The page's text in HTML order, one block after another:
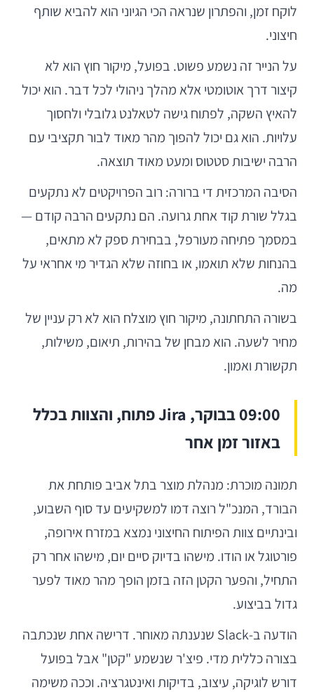
לוקח זמן, והפתרון שנראה הכי הגיוני הוא להביא שותף
חיצוני.
על הנייר זה נשמע פשוט. בפועל, מיקור חוץ הוא לא
קיצור דרך אוטומטי אלא מהלך ניהולי לכל דבר. הוא יכול
להאיץ השקה, לפתוח גישה לטאלנט גלובלי ולחסוך
עלויות. הוא גם יכול להפוך מהר מאוד לבור תקציבי עם
הרבה ישיבות סטטוס ומעט מאוד תוצאה.
הסיבה המרכזית די ברורה: רוב הפרויקטים לא נתקעים
בגלל שורת קוד אחת גרועה. הם נתקעים הרבה קודם —
במסמך פתיחה מעורפל, בבחירת ספק לא מתאים,
בהנחות שלא תואמו, או בחוזה שלא הגדיר מי אחראי על
מה.
בשורה התחתונה, מיקור חוץ מוצלח הוא לא רק עניין של
מחיר לשעה. הוא מבחן של בהירות, תיאום, משילות,
תקשורת ואמון.
09:00 בבוקר, Jira פתוח, והצוות בכלל
באזור זמן אחר
תמונה מוכרת: מנהלת מוצר בתל אביב פותחת את
הבורד, המנכ"ל רוצה דמו למשקיעים עד סוף השבוע,
ובינתיים צוות הפיתוח החיצוני נמצא במזרח אירופה,
פורטוגל או הודו. מישהו בדיוק סיים יום, מישהו אחר רק
התחיל, והפער הקטן הזה בזמן הופך מהר מאוד לפער
גדול בביצוע.
הודעה ב-Slack שנענתה מאוחר. דרישה אחת שנכתבה
בצורה כללית מדי. פיצ'ר שנשמע "קטן" אבל בפועל
דורש לוגיקה, עיצוב, בדיקות ואינטגרציה. וככה משימה